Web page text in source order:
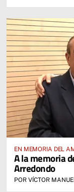
EN MEMORIA DEL
A la memoria del Doctor Manuel Bujaldón
Arredondo
POR VÍCTOR